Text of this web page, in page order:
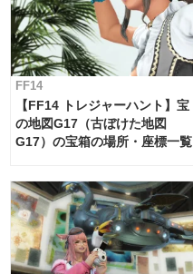
FF14
【FF14 トレジャーハント】宝
の地図G17（古ぼけた地図
G17）の宝箱の場所・座標一覧